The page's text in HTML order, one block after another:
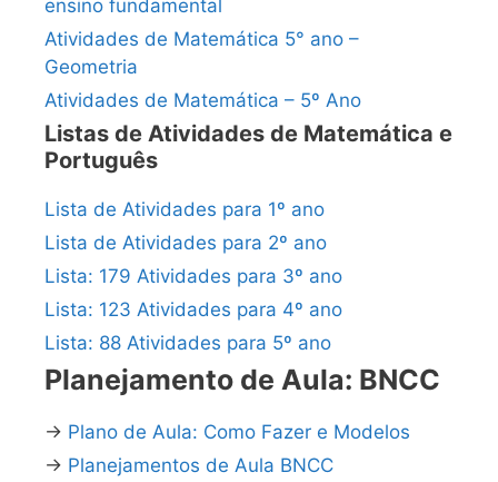
ensino fundamental
Atividades de Matemática 5° ano –
Geometria
Atividades de Matemática – 5º Ano
Listas de Atividades de Matemática e
Português
Lista de Atividades para 1º ano
Lista de Atividades para 2º ano
Lista: 179 Atividades para 3º ano
Lista: 123 Atividades para 4º ano
Lista: 88 Atividades para 5º ano
Planejamento de Aula: BNCC
→ Plano de Aula: Como Fazer e Modelos
→ Planejamentos de Aula BNCC